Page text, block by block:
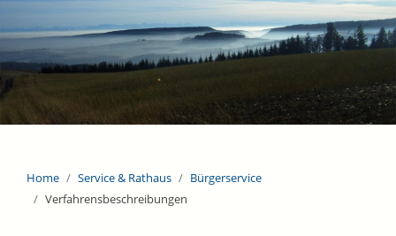
Home Service & Rathaus
Bürgerservice
Verfahrensbeschreibungen